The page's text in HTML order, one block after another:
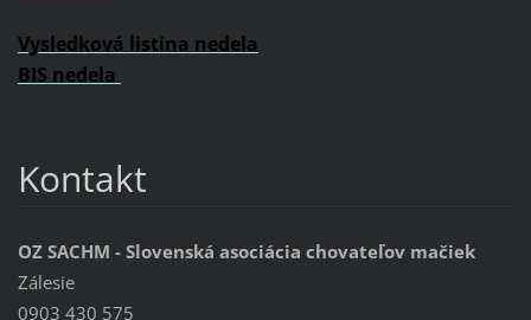
Vysledková listina nedela
BIS nedela
Kontakt
OZ SACHM - Slovenská asociácia chovateľov mačiek
Zálesie
0903 430 575